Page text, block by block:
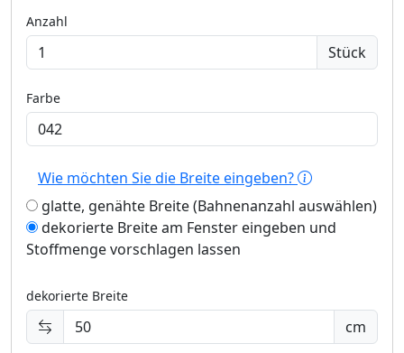
Anzahl
Stück
Farbe
Wie möchten Sie die Breite eingeben?
glatte, genähte Breite (Bahnenanzahl auswählen)
dekorierte Breite am Fenster eingeben und
Stoffmenge vorschlagen lassen
dekorierte Breite
cm